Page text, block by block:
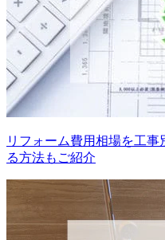
リフォーム費用相場を工
る方法もご紹介